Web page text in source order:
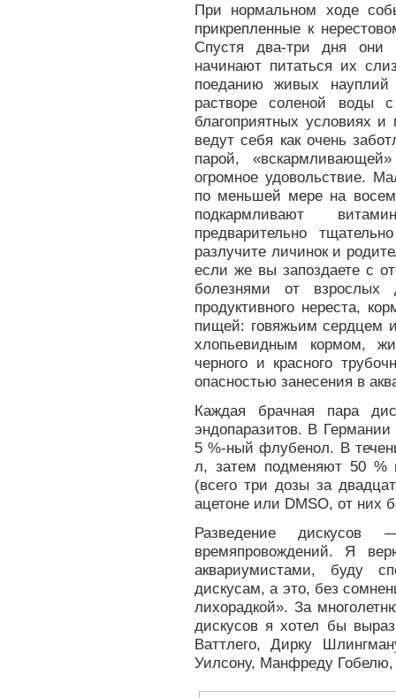
При нормальном ходе
прикрепленные к
Спустя два-три дня
начинают питаться их
поеданию живых
растворе соленой воды
благоприятных условиях
ведут себя как очень
парой,
огромное удовольствие.
по меньшей мере на
подкармливают
предварительно
разлучите личинок и
если же вы запоздаете с
болезнями от взрослых
продуктивного нереста,
пищей: говяжьим сердцем
хлопьевидным кормом,
черного и красного
опасностью занесения в
Каждая брачная пара
эндопаразитов. В
5 %-ный флубенол. В
л, затем подменяют 50 %
(всего три дозы за
ацетоне или DMSO, от них
Разведение
времяпровождений. Я
аквариумистами, буду
дискусам, а это, без
лихорадкой». За
дискусов я хотел бы
Ваттлего, Дирку
Уилсону, Манфреду Гобелю,